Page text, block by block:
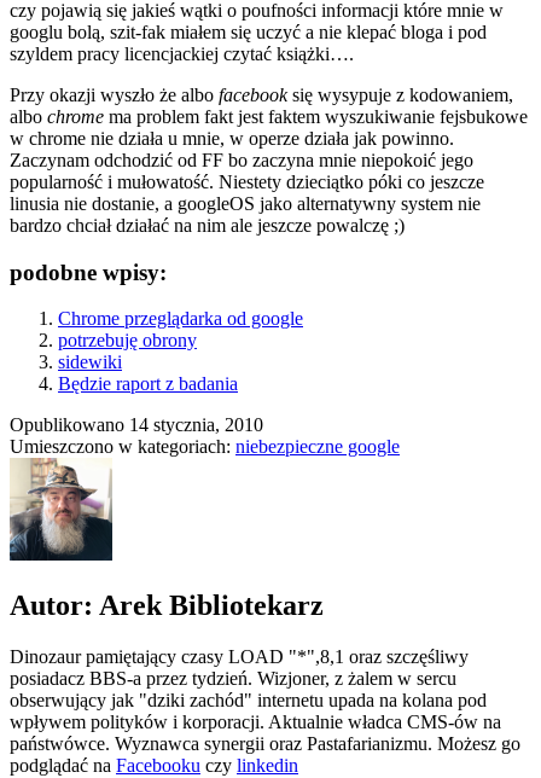
czy pojawią się jakieś wątki o poufności informacji które mnie w
googlu bolą, szit-fak miałem się uczyć a nie klepać bloga i pod
szyldem pracy licencjackiej czytać książki….
Przy okazji wyszło że albo facebooksię wysypuje z kodowaniem,
albo chrome ma problem fakt jest faktem wyszukiwanie fejsbukowe
w chrome nie działa u mnie, w operze działa jak powinno.
Zaczynam odchodzić od FF bo zaczyna mnie niepokoić jego
popularność i mułowatość. Niestety dzieciątko póki co jeszcze
linusia nie dostanie, a googleOS jako alternatywny system nie
bardzo chciał działać na nim ale jeszcze powalczę ;)
podobne wpisy:
Chrome przeglądarka od google
potrzebuję obrony
sidewiki
Będzie raport z badania
Opublikowano 14 stycznia, 2010
Umieszczono w kategoriach: niebezpieczne google
Autor: Arek Bibliotekarz
Dinozaur pamiętający czasy LOAD "*",8,1 oraz szczęśliwy
posiadacz BBS-a przez tydzień. Wizjoner, z żalem w sercu
obserwujący jak "dziki zachód" internetu upada na kolana pod
wpływem polityków i korporacji. Aktualnie władca CMS-ów na
państwówce. Wyznawca synergii oraz Pastafarianizmu. Możesz go
podglądać na Facebooku czy linkedin